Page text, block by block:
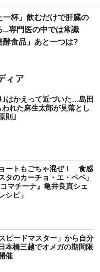
一杯」飲むだけで肝臓の
...専門医の中では常識
酵食品」あと一つは?
｣はかえって近づいた…島田
れた麻生太郎が見落とし
則｣
ートもごちゃ混ぜ！ 食感
タのカーチョ・エ・ペペ」
マチーナ』亀井良真シェ
シピ」
ピードマスター」から自分
本橋三越でオメガの期間限
催